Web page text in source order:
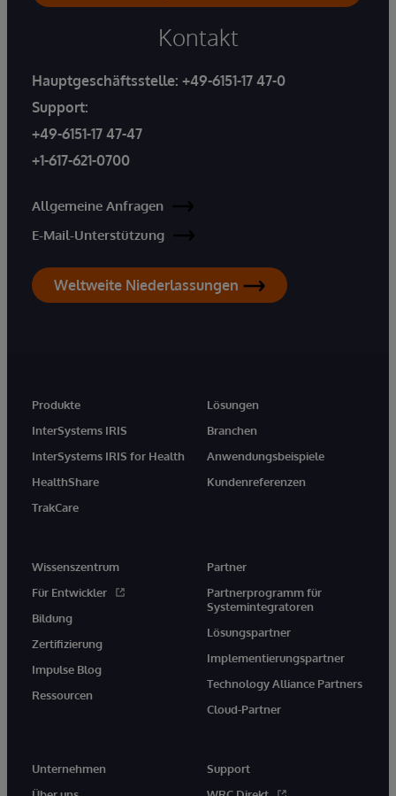
Kontakt
Hauptgeschäftsstelle: +49-6151-17 47-0
Support:
+49-6151-17 47-47
+1-617-621-0700
Allgemeine Anfragen
E-Mail-Unterstützung
Weltweite Niederlassungen
Produkte
InterSystems IRIS
InterSystems IRIS for Health
HealthShare
TrakCare
Lösungen
Branchen
Anwendungsbeispiele
Kundenreferenzen
Wissenszentrum
Für Entwickler
Bildung
Zertifizierung
Impulse Blog
Ressourcen
Partner
Partnerprogramm für
Systemintegratoren
Lösungspartner
Implementierungspartner
Technology Alliance Partners
Cloud-Partner
Unternehmen
Support